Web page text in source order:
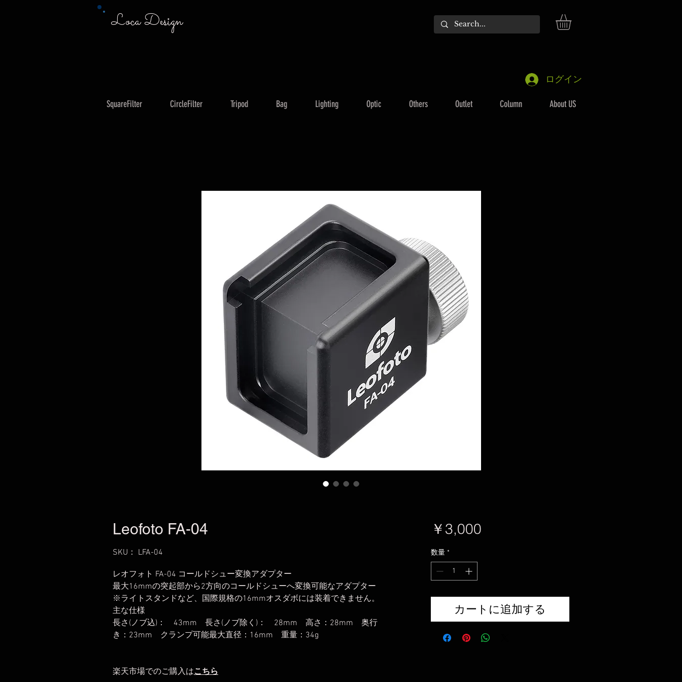
Loca Design
ログイン
SquareFilter CircleFilter Tripod Bag Lighting Optic Others Outlet Column About US
Leofoto FA-04
SKU： LFA-04
レオフォト FA-04 コールドシュー変換アダプター
最大16mmの突起部から2方向のコールドシューへ変換可能なアダプター
※ライトスタンドなど、国際規格の16mmオスダボには装着できません。
主な仕様
長さ(ノブ込)： 43mm 長さ(ノブ除く)： 28mm 高さ：28mm 奥行
き：23mm クランプ可能最大直径：16mm 重量：34g
楽天市場でのご購入はこちら
￥3,000価
数量 *
カートに追加する